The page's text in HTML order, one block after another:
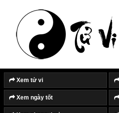
Xem tử vi
Xem ngày tốt